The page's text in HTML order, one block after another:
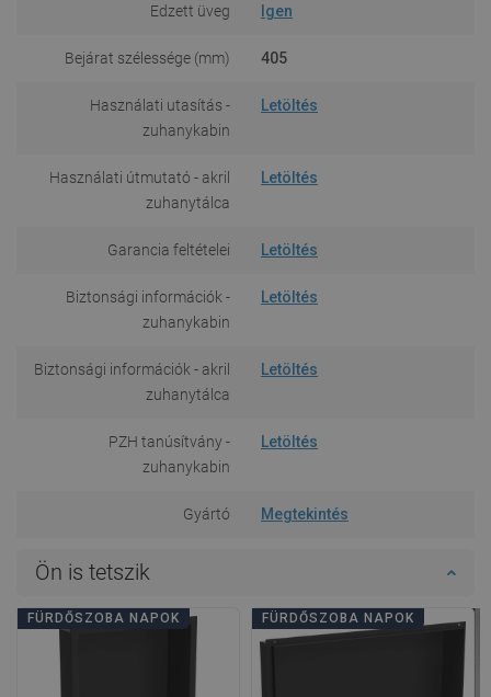
Edzett üveg Igen
Bejárat szélessége (mm) 405
Használati utasítás -
zuhanykabin
Letöltés
Használati útmutató - akril
zuhanytálca
Letöltés
Garancia feltételei Letöltés
Biztonsági információk -
zuhanykabin
Letöltés
Biztonsági információk - akril
zuhanytálca
Letöltés
PZH tanúsítvány -
zuhanykabin
Letöltés
Gyártó Megtekintés
Ön is tetszik
FÜRDŐSZOBA NAPOK FÜRDŐSZOBA NAPOK